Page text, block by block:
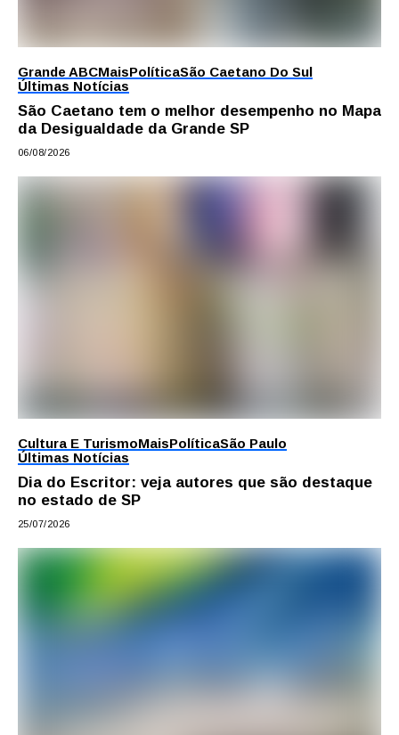
Grande ABCMaisPolíticaSão Caetano Do Sul
Últimas Notícias
São Caetano tem o melhor desempenho no Mapa
da Desigualdade da Grande SP
06/08/2026
Cultura E TurismoMaisPolíticaSão Paulo
Últimas Notícias
Dia do Escritor: veja autores que são destaque
no estado de SP
25/07/2026